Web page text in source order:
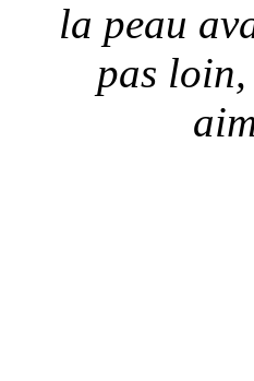
la peau
pas